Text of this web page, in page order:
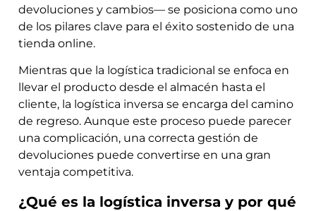
devoluciones y cambios— se posiciona como uno
de los pilares clave para el éxito sostenido de una
tienda online.
Mientras que la logística tradicional se enfoca en
llevar el producto desde el almacén hasta el
cliente, la logística inversa se encarga del camino
de regreso. Aunque este proceso puede parecer
una complicación, una correcta gestión de
devoluciones puede convertirse en una gran
ventaja competitiva.
¿Qué es la logística inversa y por qué